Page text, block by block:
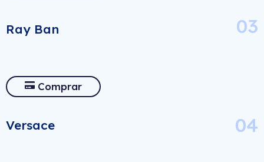
Ray Ban 03
Comprar
Versace 04